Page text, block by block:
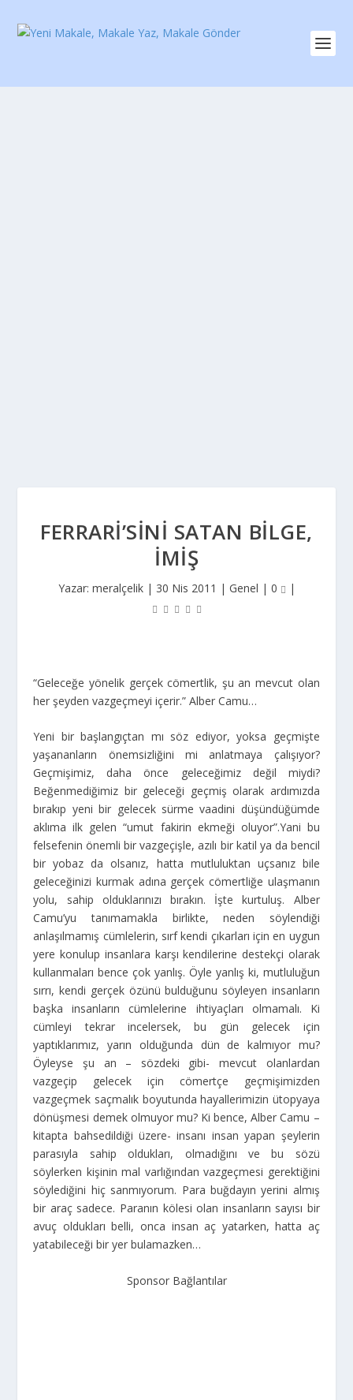
FERRARI’SINI SATAN BILGE,
IMIŞ
Yazar: meralçelik| 30 Nis 2011 | Genel | 0 |
“Geleceğe yönelik gerçek cömertlik, şu an mevcut olan
her şeyden vazgeçmeyi içerir.” Alber Camu…
Yeni bir başlangıçtan mı söz ediyor, yoksa geçmişte
yaşananların önemsizliğini mi anlatmaya çalışıyor?
Geçmişimiz, daha önce geleceğimiz değil miydi?
Beğenmediğimiz bir geleceği geçmiş olarak ardımızda
bırakıp yeni bir gelecek sürme vaadini düşündüğümde
aklıma ilk gelen “umut fakirin ekmeği oluyor”.Yani bu
felsefenin önemli bir vazgeçişle, azılı bir katil ya da bencil
bir yobaz da olsanız, hatta mutluluktan uçsanız bile
geleceğinizi kurmak adına gerçek cömertliğe ulaşmanın
yolu, sahip olduklarınızı bırakın. İşte kurtuluş. Alber
Camu’yu tanımamakla birlikte, neden söylendiği
anlaşılmamış cümlelerin, sırf kendi çıkarları için en uygun
yere konulup insanlara karşı kendilerine destekçi olarak
kullanmaları bence çok yanlış. Öyle yanlış ki, mutluluğun
sırrı, kendi gerçek özünü bulduğunu söyleyen insanların
başka insanların cümlelerine ihtiyaçları olmamalı. Ki
cümleyi tekrar incelersek, bu gün gelecek için
yaptıklarımız, yarın olduğunda dün de kalmıyor mu?
Öyleyse şu an – sözdeki gibi- mevcut olanlardan
vazgeçip gelecek için cömertçe geçmişimizden
vazgeçmek saçmalık boyutunda hayallerimizin ütopyaya
dönüşmesi demek olmuyor mu? Ki bence, Alber Camu –
kitapta bahsedildiği üzere- insanı insan yapan şeylerin
parasıyla sahip oldukları, olmadığını ve bu sözü
söylerken kişinin mal varlığından vazgeçmesi gerektiğini
söylediğini hiç sanmıyorum. Para buğdayın yerini almış
bir araç sadece. Paranın kölesi olan insanların sayısı bir
avuç oldukları belli, onca insan aç yatarken, hatta aç
yatabileceği bir yer bulamazken…
Sponsor Bağlantılar